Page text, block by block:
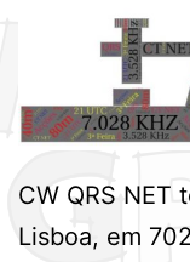
CW QRS NET
Lisboa, em